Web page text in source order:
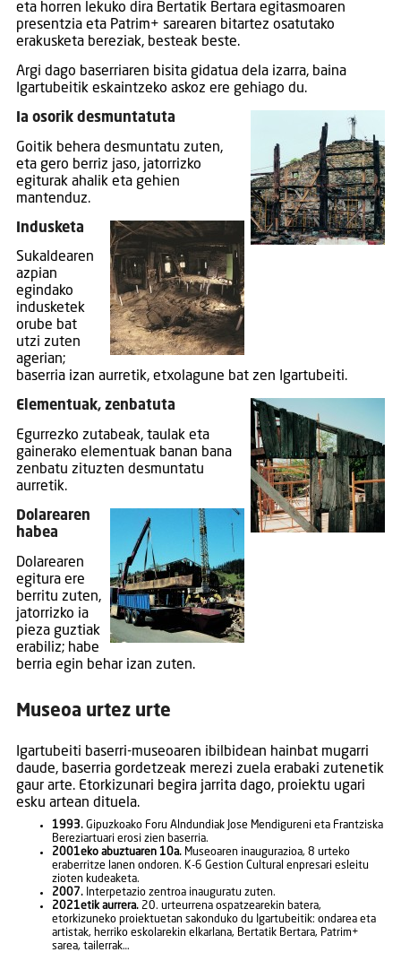
eta horren lekuko dira Bertatik Bertara egitasmoaren
presentzia eta Patrim+ sarearen bitartez osatutako
erakusketa bereziak, besteak beste.
Argi dago baserriaren bisita gidatua dela izarra, baina
Igartubeitik eskaintzeko askoz ere gehiago du.
Ia osorik desmuntatuta
Goitik behera desmuntatu zuten,
eta gero berriz jaso, jatorrizko
egiturak ahalik eta gehien
mantenduz.
Indusketa
Sukaldearen
azpian
egindako
indusketek
orube bat
utzi zuten
agerian;
baserria izan aurretik, etxolagune bat zen Igartubeiti.
Elementuak, zenbatuta
Egurrezko zutabeak, taulak eta
gainerako elementuak banan bana
zenbatu zituzten desmuntatu
aurretik.
Dolarearen
habea
Dolarearen
egitura ere
berritu zuten,
jatorrizko ia
pieza guztiak
erabiliz; habe
berria egin behar izan zuten.
Museoa urtez urte
Igartubeiti baserri-museoaren ibilbidean hainbat mugarri
daude, baserria gordetzeak merezi zuela erabaki zutenetik
gaur arte. Etorkizunari begira jarrita dago, proiektu ugari
esku artean dituela.
1993.Gipuzkoako Foru Alndundiak Jose Mendigureni eta Frantziska
Bereziartuari erosi zien baserria.
2001eko abuztuaren 10a.Museoaren inaugurazioa, 8 urteko
eraberritze lanen ondoren. K-6 Gestion Cultural enpresari esleitu
zioten kudeaketa.
2007.Interpetazio zentroa inauguratu zuten.
2021etik aurrera.20. urteurrena ospatzearekin batera,
etorkizuneko proiektuetan sakonduko du Igartubeitik: ondarea eta
artistak, herriko eskolarekin elkarlana, Bertatik Bertara, Patrim+
sarea, tailerrak…